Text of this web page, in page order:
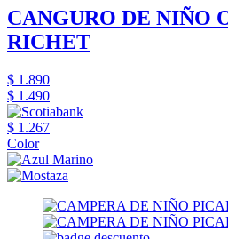
CANGURO DE NIÑO
RICHET
$ 1.890
$ 1.490
$ 1.267
Color